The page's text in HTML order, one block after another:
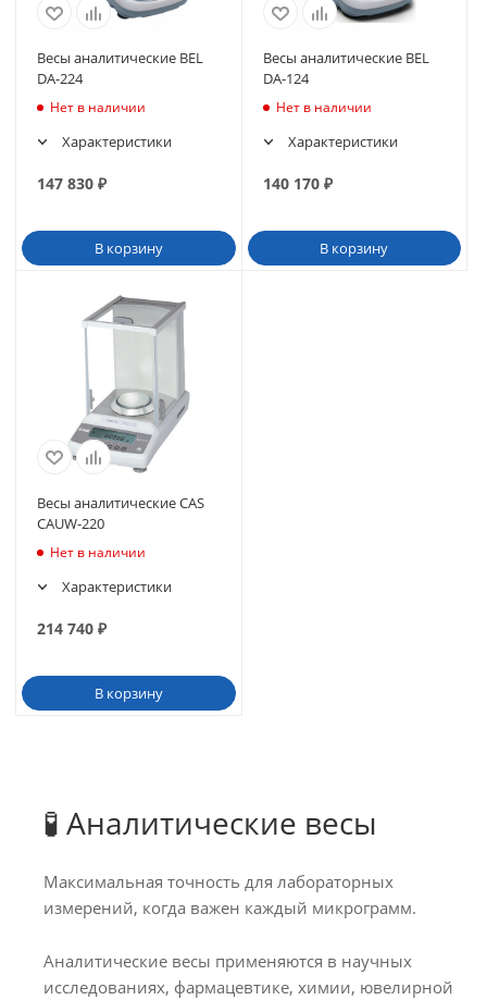
Весы аналитические BEL
DA-224
Нет в наличии
Характеристики
147 830 ₽
В корзину
Весы аналитические BEL
DA-124
Нет в наличии
Характеристики
140 170₽
В корзину
Весы аналитические CAS
CAUW-220
Нет в наличии
Характеристики
214 740 ₽
В корзину
🧪 Аналитические весы
Максимальная точность для лабораторных
измерений, когда важен каждый микрограмм.
Аналитические весы применяются в научных
исследованиях, фармацевтике, химии, ювелирной